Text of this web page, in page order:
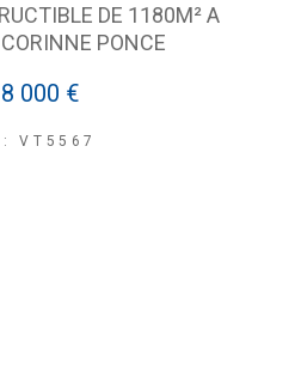
DE 1180M² A
PONCE
000 €
: VT5567